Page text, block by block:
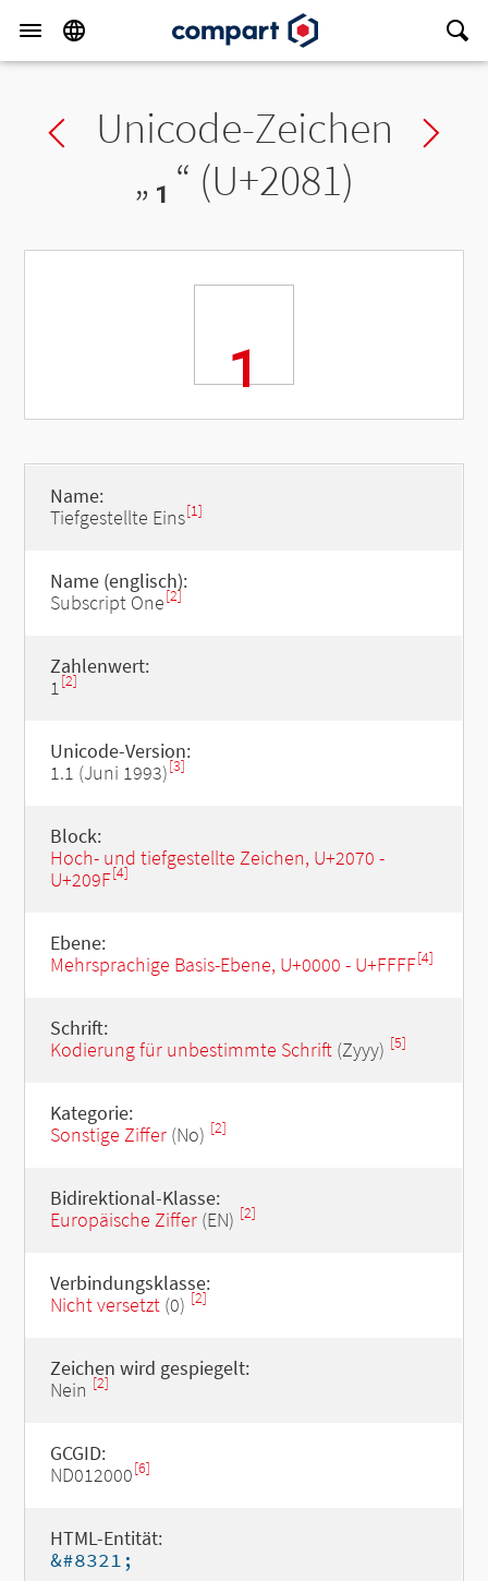
Previous char
Unicode-Zeichen
„₁ “ (U+2081)
₁
Name:
Tiefgestellte Eins[1]
Name (englisch):
Subscript One[2]
Zahlenwert:
1[2]
Unicode-Version:
1.1 (Juni 1993)[3]
Block:
Hoch- und tiefgestellte Zeichen, U+2070 -
U+209F[4]
Ebene:
Mehrsprachige Basis-Ebene, U+0000 - U+FFFF[4]
Schrift:
Kodierung für unbestimmte Schrift(Zyyy) [5]
Kategorie:
Sonstige Ziffer(No) [2]
Bidirektional-Klasse:
Europäische Ziffer(EN) [2]
Verbindungsklasse:
Nicht versetzt(0) [2]
Zeichen wird gespiegelt:
Nein [2]
GCGID:
ND012000[6]
HTML-Entität:
&#8321;